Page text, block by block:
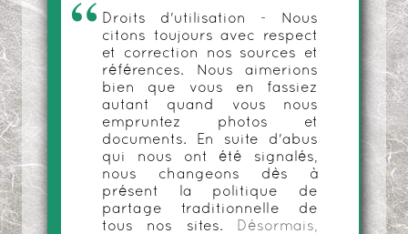
Droits d'utilisation - Nous
citons toujours avec respect
et correction nos sources et
références. Nous aimerions
bien que vous en fassiez
autant quand vous nous
empruntez photos et
documents. En suite d'abus
qui nous ont été signalés,
nous changeons dès à
présent la politique de
partage traditionnelle de
tous nos sites.
Désormais,